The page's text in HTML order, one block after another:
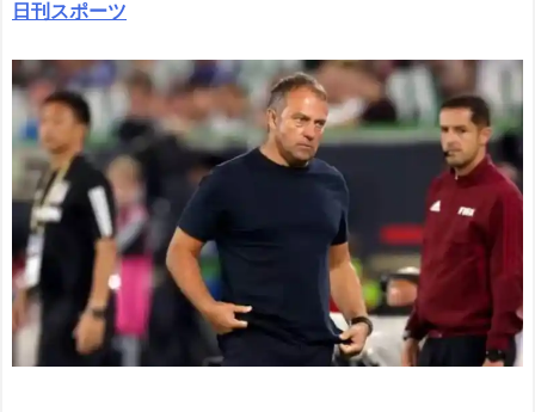
日刊スポーツ